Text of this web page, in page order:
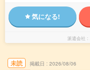
気になる!
派遣会社
未読 掲載日 2026/08/06